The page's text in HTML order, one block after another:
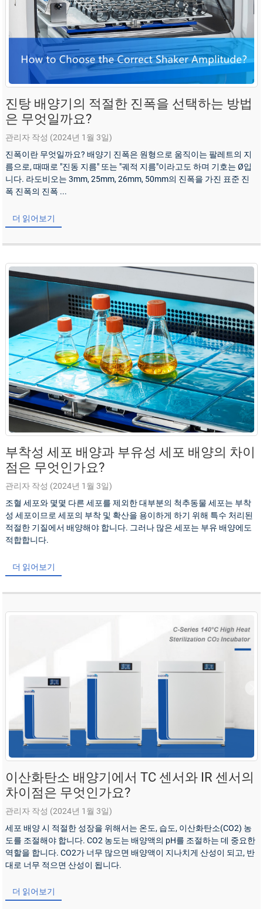
진탕 배양기의 적절한 진폭을 선택하는 방법
은 무엇일까요?
관리자 작성 (2024년 1월 3일)
진폭이란 무엇일까요? 배양기 진폭은 원형으로 움직이는 팔레트의 지
름으로, 때때로 "진동 지름" 또는 "궤적 지름"이라고도 하며 기호는 Ø입
니다. 라도비오는 3mm, 25mm, 26mm, 50mm의 진폭을 가진 표준 진
폭 진폭의 진폭 ...
더 읽어보기
부착성 세포 배양과 부유성 세포 배양의 차이
점은 무엇인가요?
관리자 작성 (2024년 1월 3일)
조혈 세포와 몇몇 다른 세포를 제외한 대부분의 척추동물 세포는 부착
성 세포이므로 세포의 부착 및 확산을 용이하게 하기 위해 특수 처리된
적절한 기질에서 배양해야 합니다. 그러나 많은 세포는 부유 배양에도
적합합니다.
더 읽어보기
이산화탄소 배양기에서 TC 센서와 IR 센서의
차이점은 무엇인가요?
관리자 작성 (2024년 1월 3일)
세포 배양 시 적절한 성장을 위해서는 온도, 습도, 이산화탄소(CO2) 농
도를 조절해야 합니다. CO2 농도는 배양액의 pH를 조절하는 데 중요한
역할을 합니다. CO2가 너무 많으면 배양액이 지나치게 산성이 되고, 반
대로 너무 적으면 산성이 됩니다.
더 읽어보기